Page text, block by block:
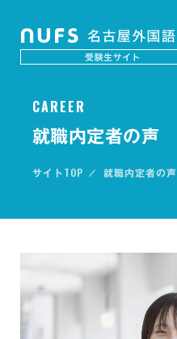
CAREER
就職内定者の声
サイト TOP 就職内定者の声